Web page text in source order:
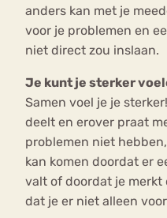
anders kan met je
voor je problemen en
niet direct zou inslaan.
Je kunt je sterker
Samen voel je je
deelt en erover praat
problemen niet
kan komen doordat er
valt of doordat je merkt
dat je er niet alleen